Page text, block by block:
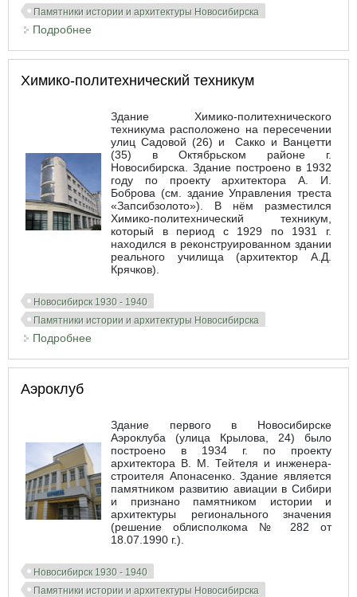
Памятники истории и архитектуры Новосибирска
Подробнее
Химико-политехнический техникум
Здание Химико-политехнического
техникума расположено на пересечении
улиц Садовой (26) и Сакко и Ванцетти
(35) в Октябрьском районе г.
Новосибирска. Здание построено в 1932
году по проекту архитектора А. И.
Боброва (см. здание Управления треста
«Запсибзолото»). В нём разместился
Химико-политехнический техникум,
который в период с 1929 по 1931 г.
находился в реконструированном здании
реального училища (архитектор А.Д.
Крячков).
Новосибирск 1930 - 1940
Памятники истории и архитектуры Новосибирска
Подробнее
Аэроклуб
Здание первого в Новосибирске
Аэроклуба (улица Крылова, 24) было
построено в 1934 г. по проекту
архитектора В. М. Тейтеля и инженера-
строителя Апонасенко. Здание является
памятником развитию авиации в Сибири
и признано памятником истории и
архитектуры регионального значения
(решение облисполкома № 282 от
18.07.1990 г.).
Новосибирск 1930 - 1940
Памятники истории и архитектуры Новосибирска